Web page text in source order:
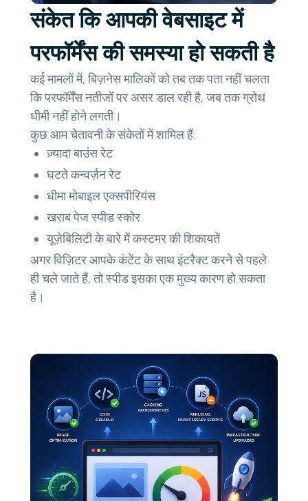
संकेत कि आपकी वेबसाइट में
परफॉर्मेंस की समस्या हो सकती है
कई मामलों में, बिज़नेस मालिकों को तब तक पता नहीं चलता
कि परफॉर्मेंस नतीजों पर असर डाल रही है, जब तक ग्रोथ
धीमी नहीं होने लगती।
कुछ आम चेतावनी के संकेतों में शामिल हैं:
ज़्यादा बाउंस रेट
घटते कन्वर्ज़न रेट
धीमा मोबाइल एक्सपीरियंस
खराब पेज स्पीड स्कोर
यूज़ेबिलिटी के बारे में कस्टमर की शिकायतें
अगर विज़िटर आपके कंटेंट के साथ इंटरैक्ट करने से पहले
ही चले जाते हैं, तो स्पीड इसका एक मुख्य कारण हो सकता
है।